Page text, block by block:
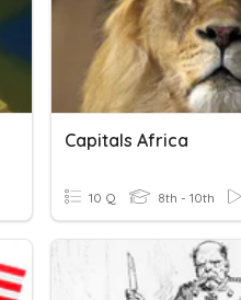
Capitals Africa
10 Q 8th - 10th